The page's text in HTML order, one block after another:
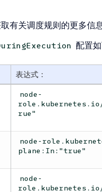
有关调度规则的更多信息
配置
表达式：
node-
rue"
node-
plane:In:"true"
node-